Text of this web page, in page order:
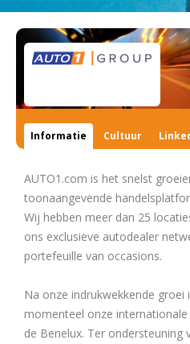
Informatie Cultuur
AUTO1.com is het snelst
toonaangevende
Wij hebben meer dan 25
ons exclusieve autodealer
portefeuille van occasions.
Na onze indrukwekkende
momenteel onze
de Benelux. Ter